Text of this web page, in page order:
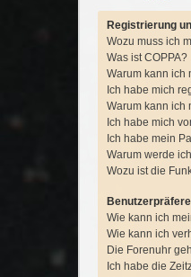
Registrierung
Wozu muss ich
Was ist COPPA?
Warum kann ich
Ich habe mich
Warum kann ich
Ich habe mich
Ich habe mein
Warum werde
Wozu ist die
Wie kann ich
Wie kann ich
Die Forenuhr
Ich habe die